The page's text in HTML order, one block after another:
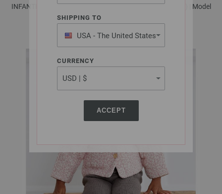
SHIPPING TO
USA - The United States
of America
CURRENCY
ACCEPT
INFANTI No. 20 - Tijdschrift (DE) + Breibeschrijvingen (NL) | Model